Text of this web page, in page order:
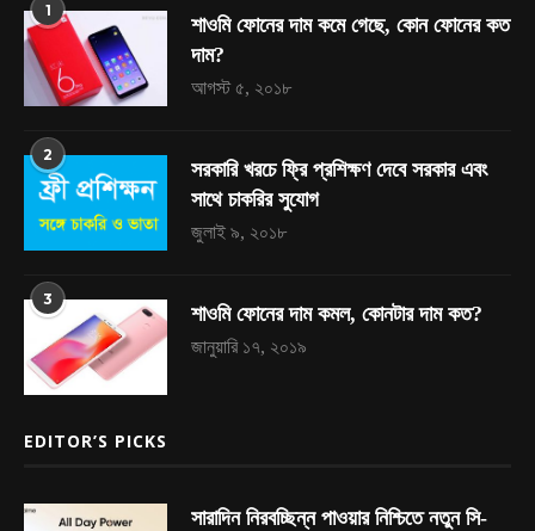
1
শাওমি ফোনের দাম কমে গেছে, কোন ফোনের কত
দাম?
আগস্ট ৫, ২০১৮
2
সরকারি খরচে ফ্রি প্রশিক্ষণ দেবে সরকার এবং
সাথে চাকরির সুযোগ
জুলাই ৯, ২০১৮
3
শাওমি ফোনের দাম কমল, কোনটার দাম কত?
জানুয়ারি ১৭, ২০১৯
EDITOR’S PICKS
সারাদিন নিরবচ্ছিন্ন পাওয়ার নিশ্চিতে নতুন সি-